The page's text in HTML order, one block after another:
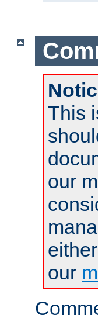
This
our
our